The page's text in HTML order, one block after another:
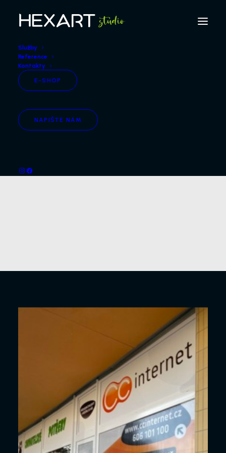
Služby
Reference
Kontakty
E-SHOP
NAPIŠTE NÁM